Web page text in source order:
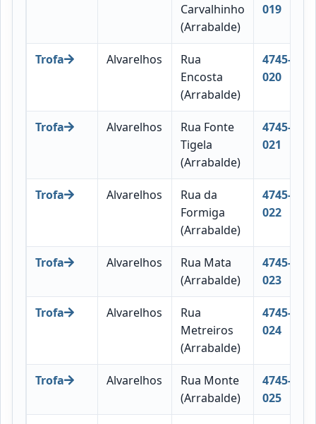
Carvalhinho
(Arrabalde)
019
Trofa Alvarelhos
Rua
Encosta
(Arrabalde)
4745-
020
Trofa Alvarelhos
Rua Fonte
Tigela
(Arrabalde)
4745-
021
Trofa Alvarelhos
Rua da
Formiga
(Arrabalde)
4745-
022
Trofa Alvarelhos
Rua Mata
(Arrabalde)
4745-
023
Trofa Alvarelhos
Rua
Metreiros
(Arrabalde)
4745-
024
Trofa Alvarelhos
Rua Monte
(Arrabalde)
4745-
025